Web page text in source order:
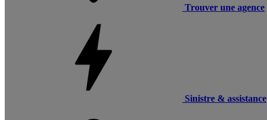
Trouver une agence
Sinistre & assistance